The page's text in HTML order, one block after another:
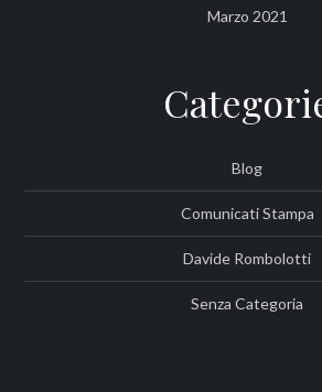
Marzo 2021
Blog
Comunicati Stampa
Davide Rombolotti
Senza Categoria